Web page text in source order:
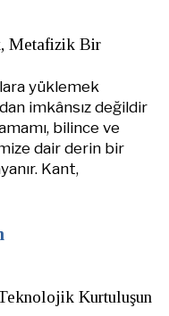
Metafizik Bir
yüklemek
imkânsız değildir
bilince ve
dair derin bir
Kant,
Kurtuluşun